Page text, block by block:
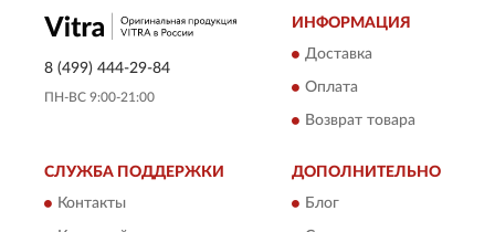
8 (499) 444-29-84
ПН-ВС 9:00-21:00
ИНФОРМАЦИЯ
Доставка
Оплата
Возврат товара
СЛУЖБА ПОДДЕРЖКИ
Контакты
ДОПОЛНИТЕЛЬНО
Блог